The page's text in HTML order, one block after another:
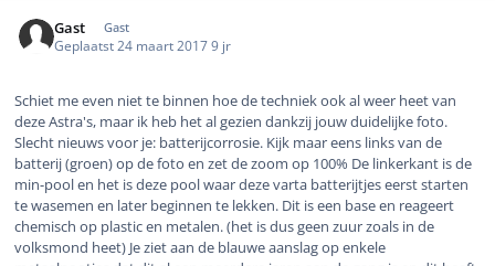
Gast Gast
Geplaatst 24 maart 20179 jr
Schiet me even niet te binnen hoe de techniek ook al weer heet van
deze Astra's, maar ik heb het al gezien dankzij jouw duidelijke foto.
Slecht nieuws voor je: batterijcorrosie. Kijk maar eens links van de
batterij (groen) op de foto en zet de zoom op 100% De linkerkant is de
min-pool en het is deze pool waar deze varta batterijtjes eerst starten
te wasemen en later beginnen te lekken. Dit is een base en reageert
chemisch op plastic en metalen. (het is dus geen zuur zoals in de
volksmond heet) Je ziet aan de blauwe aanslag op enkele